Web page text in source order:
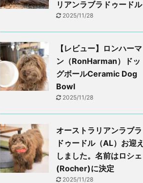
リアンラブラドゥードル
2025/11/28
【レビュー】ロンハーマ
ン（RonHarman）ドッ
グボールCeramic Dog
Bowl
2025/11/28
オーストラリアンラブラ
ドゥードル（AL）お迎え
しました。名前はロシェ
(Rocher)に決定
2025/11/28